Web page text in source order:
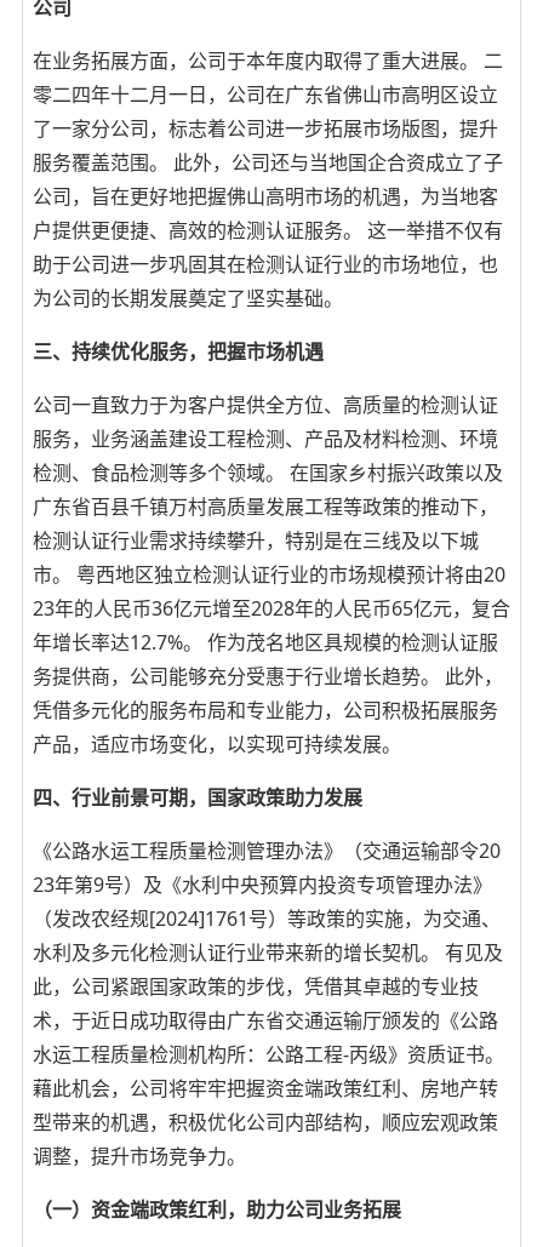
公司
在业务拓展方面，公司于本年度内取得了重大进展。 二
零二四年十二月一日，公司在广东省佛山市高明区设立
了一家分公司，标志着公司进一步拓展市场版图，提升
服务覆盖范围。 此外，公司还与当地国企合资成立了子
公司，旨在更好地把握佛山高明市场的机遇，为当地客
户提供更便捷、高效的检测认证服务。 这一举措不仅有
助于公司进一步巩固其在检测认证行业的市场地位，也
为公司的长期发展奠定了坚实基础。
三、持续优化服务，把握市场机遇
公司一直致力于为客户提供全方位、高质量的检测认证
服务，业务涵盖建设工程检测、产品及材料检测、环境
检测、食品检测等多个领域。 在国家乡村振兴政策以及
广东省百县千镇万村高质量发展工程等政策的推动下，
检测认证行业需求持续攀升，特别是在三线及以下城
市。 粤西地区独立检测认证行业的市场规模预计将由20
23年的人民币36亿元增至2028年的人民币65亿元，复合
年增长率达12.7%。 作为茂名地区具规模的检测认证服
务提供商，公司能够充分受惠于行业增长趋势。 此外，
凭借多元化的服务布局和专业能力，公司积极拓展服务
产品，适应市场变化，以实现可持续发展。
四、行业前景可期，国家政策助力发展
《公路水运工程质量检测管理办法》（交通运输部令20
23年第9号）及《水利中央预算内投资专项管理办法》
（发改农经规[2024]1761号）等政策的实施，为交通、
水利及多元化检测认证行业带来新的增长契机。 有见及
此，公司紧跟国家政策的步伐，凭借其卓越的专业技
术，于近日成功取得由广东省交通运输厅颁发的《公路
水运工程质量检测机构所：公路工程-丙级》资质证书。
藉此机会，公司将牢牢把握资金端政策红利、房地产转
型带来的机遇，积极优化公司内部结构，顺应宏观政策
调整，提升市场竞争力。
（一）资金端政策红利，助力公司业务拓展